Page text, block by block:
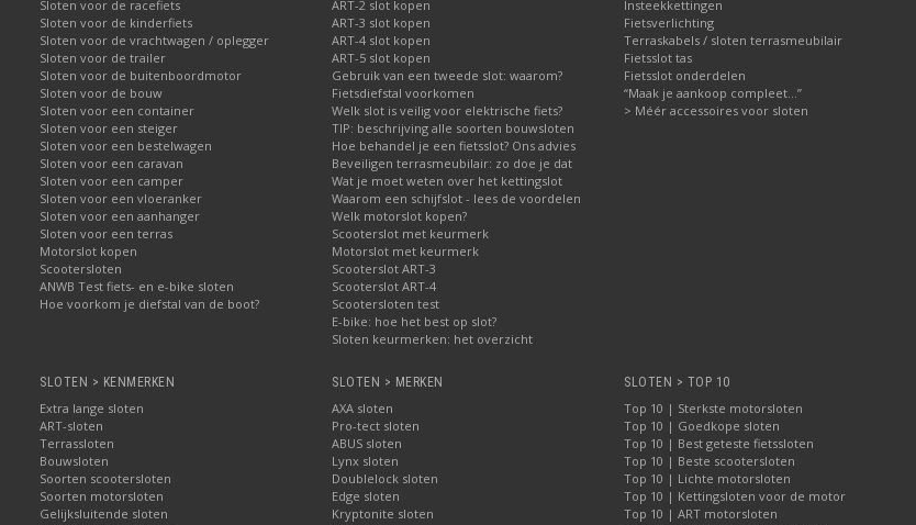
Sloten voor de racefiets
Sloten voor de kinderfiets
Sloten voor de vrachtwagen / oplegger
Sloten voor de trailer
Sloten voor de buitenboordmotor
Sloten voor de bouw
Sloten voor een container
Sloten voor een steiger
Sloten voor een bestelwagen
Sloten voor een caravan
Sloten voor een camper
Sloten voor een vloeranker
Sloten voor een aanhanger
Sloten voor een terras
Motorslot kopen
Scootersloten
ANWB Test fiets- en e-bike sloten
Hoe voorkom je diefstal van de boot?
ART-2 slot kopen
ART-3 slot kopen
ART-4 slot kopen
ART-5 slot kopen
Gebruik van een tweede slot: waarom?
Fietsdiefstal voorkomen
Welk slot is veilig voor elektrische fiets?
TIP: beschrijving alle soorten bouwsloten
Hoe behandel je een fietsslot? Ons advies
Beveiligen terrasmeubilair: zo doe je dat
Wat je moet weten over het kettingslot
Waarom een schijfslot - lees de voordelen
Welk motorslot kopen?
Scooterslot met keurmerk
Motorslot met keurmerk
Scooterslot ART-3
Scooterslot ART-4
Scootersloten test
E-bike: hoe het best op slot?
Sloten keurmerken: het overzicht
Insteekkettingen
Fietsverlichting
Terraskabels / sloten terrasmeubilair
Fietsslot tas
Fietsslot onderdelen
“Maak je aankoop compleet…”
> Méér accessoires voor sloten
SLOTEN > KENMERKEN
Extra lange sloten
ART-sloten
Terrassloten
Bouwsloten
Soorten scootersloten
Soorten motorsloten
Gelijksluitende sloten
SLOTEN > MERKEN
AXA sloten
Pro-tect sloten
ABUS sloten
Lynx sloten
Doublelock sloten
Edge sloten
Kryptonite sloten
SLOTEN > TOP 10
Top 10 | Sterkste motorsloten
Top 10 | Goedkope sloten
Top 10 | Best geteste fietssloten
Top 10 | Beste scootersloten
Top 10 | Lichte motorsloten
Top 10 | Kettingsloten voor de motor
Top 10 | ART motorsloten